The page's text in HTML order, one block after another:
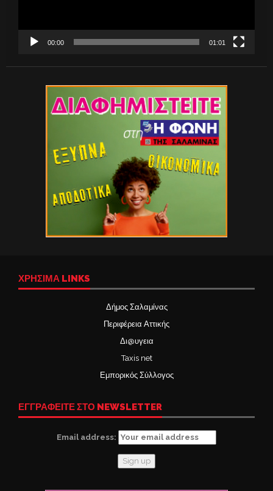
00:00 01:01
ΧΡΉΣΙΜΑ LINKS
Δήμος Σαλαμίνας
Περιφέρεια Αττικής
Δι@υγεια
Taxis net
Εμπορικός Σύλλογος
ΕΓΓΡΑΦΕΙΤΕ ΣΤΟ NEWSLETTER
Email address: